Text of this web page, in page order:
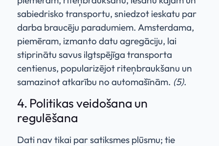
sabiedrisko transportu, sniedzot ieskatu par
darba braucēju paradumiem. Amsterdama,
piemēram, izmanto datu agregāciju, lai
stiprinātu savus ilgtspējīga transporta
centienus, popularizējot riteņbraukšanu un
samazinot atkarību no automašīnām. (5).
4. Politikas veidošana un
regulēšana
Dati nav tikai par satiksmes plūsmu; tie